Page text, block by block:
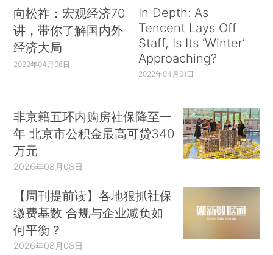
向松祚：宏观经济70
讲，带你了解国内外
经济大局
2022年04月06日
In Depth: As
Tencent Lays Off
Staff, Is Its ‘Winter’
Approaching?
2022年04月01日
非京籍五环内购房社保降至一
年 北京市公积金最高可贷340
万元
2026年08月08日
【周刊提前读】各地狠抓社保
缴费基数 合规与企业减负如
何平衡？
2026年08月08日